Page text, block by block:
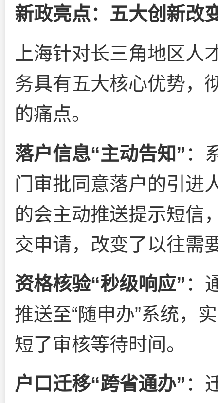
新政亮点：五大创新改
上海针对长三角地区人
务具有五大核心优势，
的痛点。
落户信息“主动告知” ：
门审批同意落户的引进
的会主动推送提示短信
交申请，改变了以往需
资格核验“秒级响应” ：
推送至“随申办”系统，
短了审核等待时间。
户口迁移“跨省通办” ：